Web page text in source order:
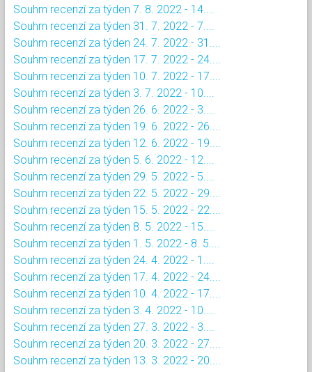
Souhrn recenzí za týden 7. 8. 2022 - 14....
Souhrn recenzí za týden 31. 7. 2022 - 7....
Souhrn recenzí za týden 24. 7. 2022 - 31....
Souhrn recenzí za týden 17. 7. 2022 - 24....
Souhrn recenzí za týden 10. 7. 2022 - 17....
Souhrn recenzí za týden 3. 7. 2022 - 10....
Souhrn recenzí za týden 26. 6. 2022 - 3....
Souhrn recenzí za týden 19. 6. 2022 - 26....
Souhrn recenzí za týden 12. 6. 2022 - 19....
Souhrn recenzí za týden 5. 6. 2022 - 12....
Souhrn recenzí za týden 29. 5. 2022 - 5....
Souhrn recenzí za týden 22. 5. 2022 - 29....
Souhrn recenzí za týden 15. 5. 2022 - 22....
Souhrn recenzí za týden 8. 5. 2022 - 15....
Souhrn recenzí za týden 1. 5. 2022 - 8. 5....
Souhrn recenzí za týden 24. 4. 2022 - 1....
Souhrn recenzí za týden 17. 4. 2022 - 24....
Souhrn recenzí za týden 10. 4. 2022 - 17....
Souhrn recenzí za týden 3. 4. 2022 - 10....
Souhrn recenzí za týden 27. 3. 2022 - 3....
Souhrn recenzí za týden 20. 3. 2022 - 27....
Souhrn recenzí za týden 13. 3. 2022 - 20....